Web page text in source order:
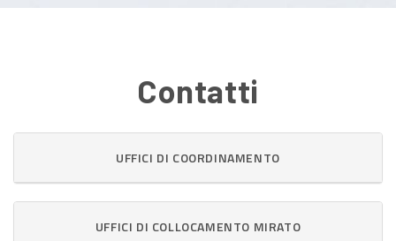
Contatti
UFFICI DI COORDINAMENTO
UFFICI DI COLLOCAMENTO MIRATO